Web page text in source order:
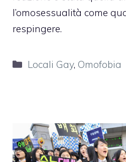
l’omosessualità come
respingere.
Categorie
Locali Gay, Omofobia